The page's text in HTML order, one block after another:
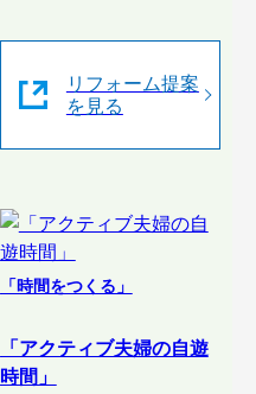
リフォーム提案
を見る
「時間をつくる」
「アクティブ夫婦の自遊
時間」